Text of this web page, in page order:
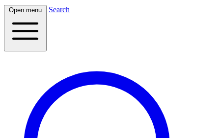
Open menu Search